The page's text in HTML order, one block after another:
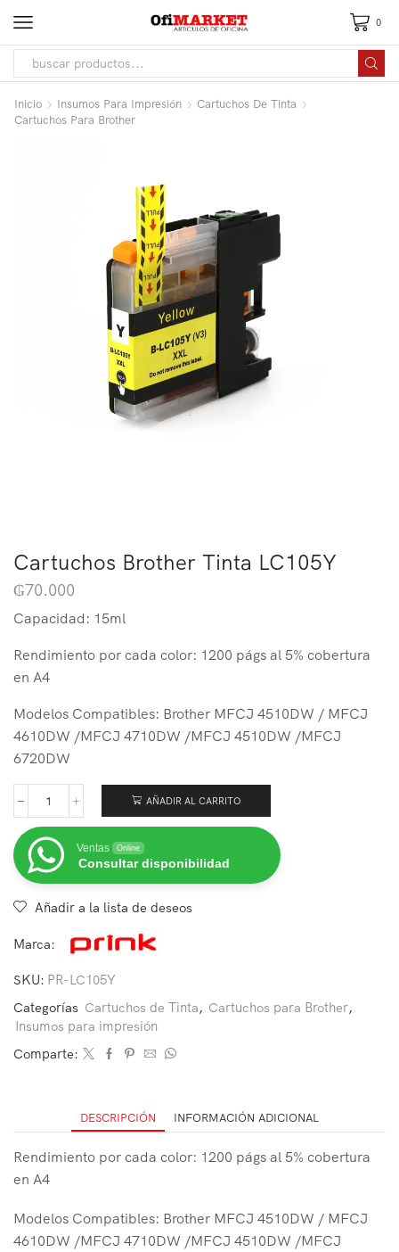
0
Inicio Insumos Para Impresión
Cartuchos De Tinta
Cartuchos Para Brother
Cartuchos Brother Tinta LC105Y
₲70.000
Capacidad: 15ml
Rendimiento por cada color: 1200 págs al 5% cobertura
en A4
Modelos Compatibles: Brother MFCJ 4510DW / MFCJ
4610DW /MFCJ 4710DW /MFCJ 4510DW /MFCJ
6720DW
AÑADIR AL CARRITO
Ventas Online
Consultar disponibilidad
Añadir a la lista de deseos
Marca:
SKU: PR-LC105Y
Categorías Cartuchos de Tinta, Cartuchos para Brother,
Insumos para impresión
Comparte:
DESCRIPCIÓN INFORMACIÓN ADICIONAL
Rendimiento por cada color: 1200 págs al 5% cobertura
en A4
Modelos Compatibles: Brother MFCJ 4510DW / MFCJ
4610DW /MFCJ 4710DW /MFCJ 4510DW /MFCJ